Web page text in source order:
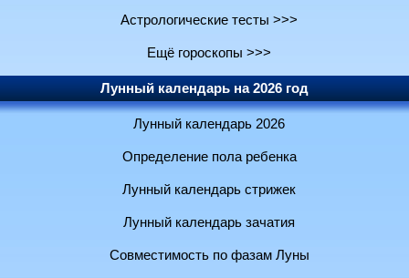
Астрологические тесты >>>
Ещё гороскопы >>>
Лунный календарь на 2026 год
Лунный календарь 2026
Определение пола ребенка
Лунный календарь стрижек
Лунный календарь зачатия
Совместимость по фазам Луны